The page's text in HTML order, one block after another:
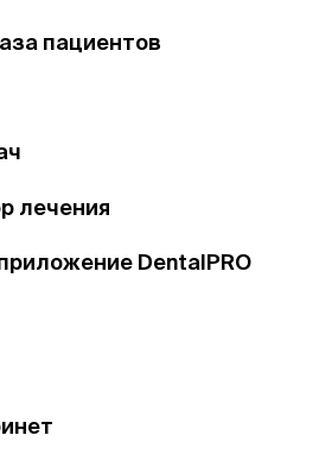
пациентов
лечения
DentalPRO